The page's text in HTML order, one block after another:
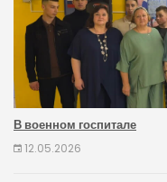
В военном госпитале
12.05.2026